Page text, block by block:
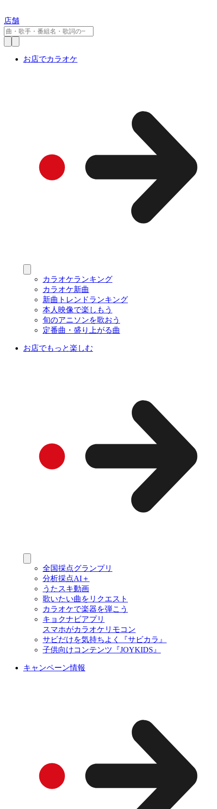
店舗
お店でカラオケ
カラオケランキング
カラオケ新曲
新曲トレンドランキング
本人映像で楽しもう
旬のアニソンを歌おう
定番曲・盛り上がる曲
お店でもっと楽しむ
全国採点グランプリ
分析採点AI＋
うたスキ動画
歌いたい曲をリクエスト
カラオケで楽器を弾こう
キョクナビアプリ
スマホがカラオケリモコン
サビだけを気持ちよく『サビカラ』
子供向けコンテンツ『JOYKIDS』
キャンペーン情報